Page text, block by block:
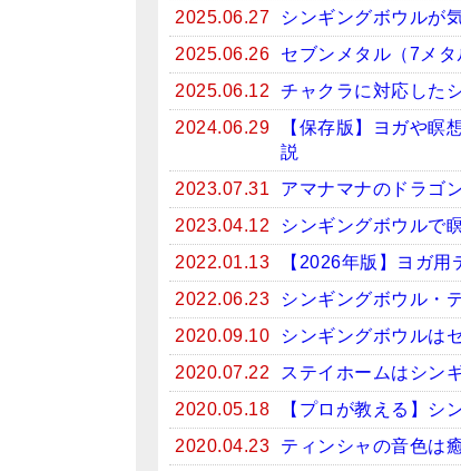
2025.06.27
シンギングボウルが
2025.06.26
セブンメタル（7メ
2025.06.12
チャクラに対応した
2024.06.29
【保存版】ヨガや瞑
説
2023.07.31
アマナマナのドラゴ
2023.04.12
シンギングボウルで
2022.01.13
【2026年版】ヨガ
2022.06.23
シンギングボウル・
2020.09.10
シンギングボウルは
2020.07.22
ステイホームはシン
2020.05.18
【プロが教える】シ
2020.04.23
ティンシャの音色は